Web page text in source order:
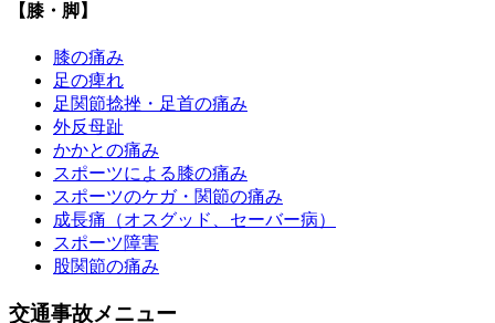
【膝・脚】
膝の痛み
足の痺れ
足関節捻挫・足首の痛み
外反母趾
かかとの痛み
スポーツによる膝の痛み
スポーツのケガ・関節の痛み
成長痛（オスグッド、セーバー病）
スポーツ障害
股関節の痛み
交通事故メニュー